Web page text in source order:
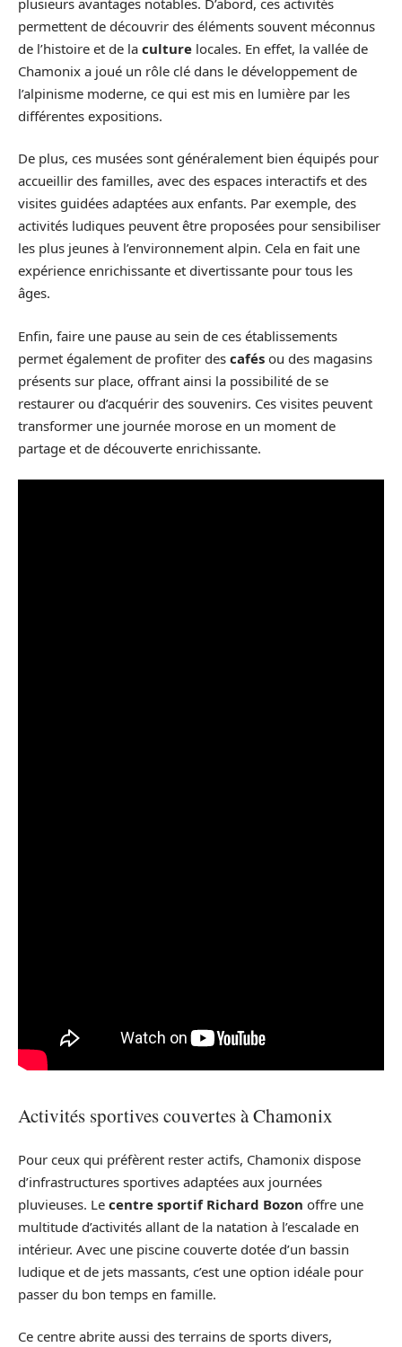
permettent de découvrir des éléments souvent méconnus
de l’histoire et de la culture locales. En effet, la vallée de
Chamonix a joué un rôle clé dans le développement de
l’alpinisme moderne, ce qui est mis en lumière par les
différentes expositions.
De plus, ces musées sont généralement bien équipés pour
accueillir des familles, avec des espaces interactifs et des
visites guidées adaptées aux enfants. Par exemple, des
activités ludiques peuvent être proposées pour sensibiliser
les plus jeunes à l’environnement alpin. Cela en fait une
expérience enrichissante et divertissante pour tous les
âges.
Enfin, faire une pause au sein de ces établissements
permet également de profiter des cafés ou des magasins
présents sur place, offrant ainsi la possibilité de se
restaurer ou d’acquérir des souvenirs. Ces visites peuvent
transformer une journée morose en un moment de
partage et de découverte enrichissante.
Activités sportives couvertes à Chamonix
Pour ceux qui préfèrent rester actifs, Chamonix dispose
d’infrastructures sportives adaptées aux journées
pluvieuses. Le centre sportif Richard Bozon offre une
multitude d’activités allant de la natation à l’escalade en
intérieur. Avec une piscine couverte dotée d’un bassin
ludique et de jets massants, c’est une option idéale pour
passer du bon temps en famille.
Ce centre abrite aussi des terrains de sports divers,